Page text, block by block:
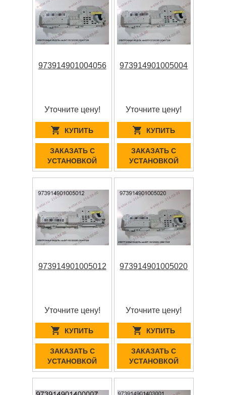
973914901004056
Уточните цену!
КУПИТЬ
ЗАКАЗАТЬ С
УСТАНОВКОЙ
973914901005004
Уточните цену!
КУПИТЬ
ЗАКАЗАТЬ С
УСТАНОВКОЙ
973914901005012
Уточните цену!
КУПИТЬ
ЗАКАЗАТЬ С
УСТАНОВКОЙ
973914901005020
Уточните цену!
КУПИТЬ
ЗАКАЗАТЬ С
УСТАНОВКОЙ